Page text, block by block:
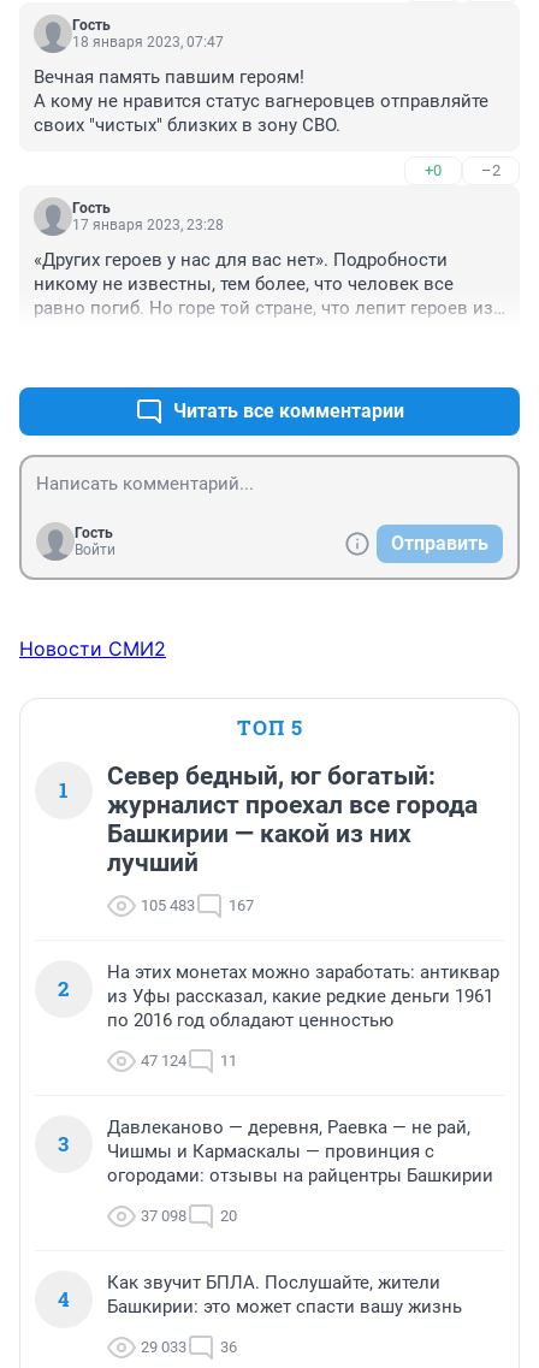
Гость
18 января 2023, 07:47
Вечная память павшим героям!
А кому не нравится статус вагнеровцев отправляйте
своих "чистых" близких в зону СВО.
+0 –2
Гость
17 января 2023, 23:28
«Других героев у нас для вас нет». Подробности
никому не известны, тем более, что человек все
равно погиб. Но горе той стране, что лепит героев из
Читать все комментарии
Гость
Войти
Отправить
Новости СМИ2
ТОП 5
1
Север бедный, юг богатый:
журналист проехал все города
Башкирии — какой из них
лучший
105 483 167
2
На этих монетах можно заработать: антиквар
из Уфы рассказал, какие редкие деньги 1961
по 2016 год обладают ценностью
47 124 11
3
Давлеканово — деревня, Раевка — не рай,
Чишмы и Кармаскалы — провинция с
огородами: отзывы на райцентры Башкирии
37 098 20
4
Как звучит БПЛА. Послушайте, жители
Башкирии: это может спасти вашу жизнь
29 033 36